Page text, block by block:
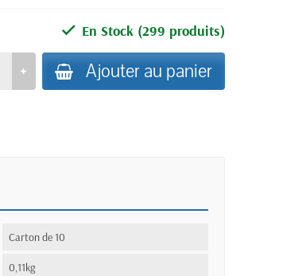
En Stock (299 produits)
Ajouter au panier
Carton de 10
0,11kg